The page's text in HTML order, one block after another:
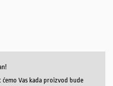
Vas kada proizvod bude